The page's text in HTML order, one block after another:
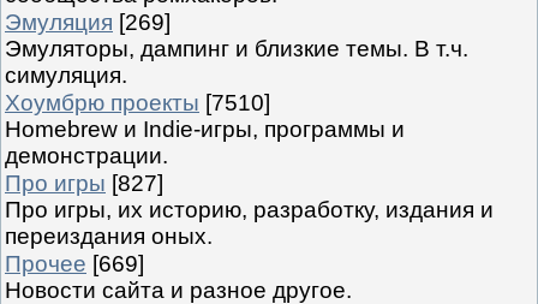
Эмуляция [269]
Эмуляторы, дампинг и близкие темы. В т.ч.
симуляция.
Хоумбрю проекты [7510]
Homebrew и Indie-игры, программы и
демонстрации.
Про игры [827]
Про игры, их историю, разработку, издания и
переиздания оных.
Прочее [669]
Новости сайта и разное другое.